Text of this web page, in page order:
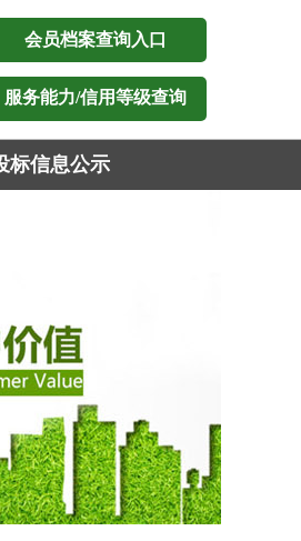
服务能力/信用等级查询
会员档案查询入口
标信息公示